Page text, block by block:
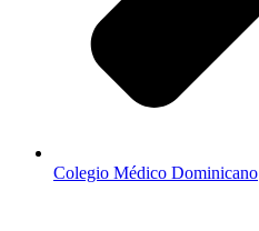
Colegio Médico Dominicano